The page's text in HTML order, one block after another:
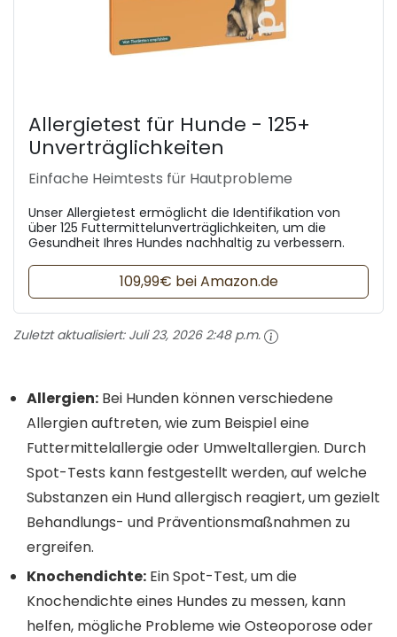
Allergietest für Hunde - 125+
Unverträglichkeiten
Einfache Heimtests für Hautprobleme
Unser Allergietest ermöglicht die Identifikation von
über 125 Futtermittelunverträglichkeiten, um die
Gesundheit Ihres Hundes nachhaltig zu verbessern.
109,99€ bei Amazon.de
Zuletzt aktualisiert: Juli 23, 2026 2:48 p.m.
Allergien: Bei Hunden können verschiedene
Allergien auftreten, wie zum Beispiel eine
Futtermittelallergie oder Umweltallergien. Durch
Spot-Tests kann festgestellt werden, auf welche
Substanzen ein Hund allergisch reagiert, um gezielt
Behandlungs- und Präventionsmaßnahmen zu
ergreifen.
Knochendichte: Ein Spot-Test, um die
Knochendichte eines Hundes zu messen, kann
helfen, mögliche Probleme wie Osteoporose oder